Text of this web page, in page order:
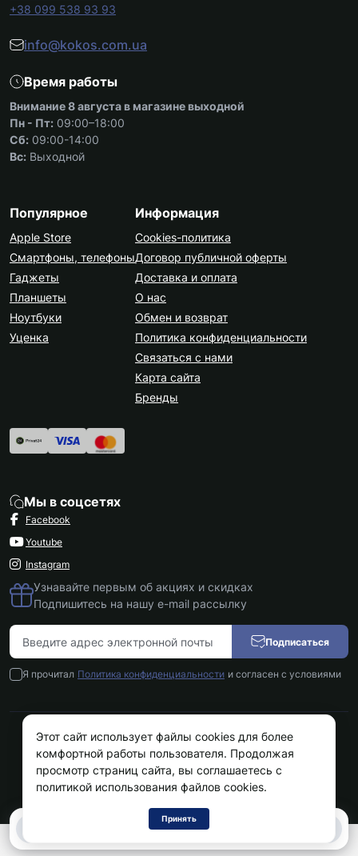
0
+38 099 538 93 93
info@kokos.com.ua
Время работы
Внимание 8 августа в магазине выходной
Пн - Пт: 09:00–18:00
Сб: 09:00-14:00
Вс: Выходной
Популярное
Apple Store
Смартфоны, телефоны
Гаджеты
Планшеты
Ноутбуки
Уценка
Информация
Cookies-политика
Договор публичной оферты
Доставка и оплата
О нас
Обмен и возврат
Политика конфиденциальности
Связаться с нами
Карта сайта
Бренды
Мы в соцсетях
Facebook
Youtube
Instagram
Узнавайте первым об акциях и скидках
Подпишитесь на нашу e-mail рассылку
Подписаться
Я прочитал Политика конфиденциальности и согласен с условиями
Kokos.com.ua © 2026
Этот сайт использует файлы cookies для более
комфортной работы пользователя. Продолжая
просмотр страниц сайта, вы соглашаетесь с
политикой использования файлов cookies.
Принять